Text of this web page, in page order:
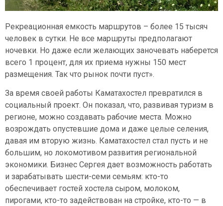
Рекреационная емкость маршрутов – более 15 тысяч
человек в сутки. Не все маршруты предполагают
ночевки. Но даже если желающих заночевать наберется
всего 1 процент, для их приема нужны 150 мест
размещения. Так что рынок почти пуст».
За время своей работы Каматахостел превратился в
социальный проект. Он показал, что, развивая туризм в
регионе, можно создавать рабочие места. Можно
возрождать опустевшие дома и даже целые селения,
давая им вторую жизнь. Каматахостел стал пусть и не
большим, но локомотивом развития региональной
экономики. Бизнес Сергея дает возможность работать
и зарабатывать шести-семи семьям: кто-то
обеспечивает гостей хостела сыром, молоком,
пирогами, кто-то задействован на стройке, кто-то — в